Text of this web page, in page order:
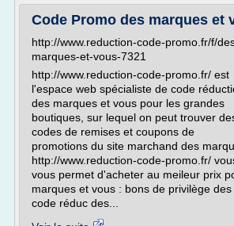
Code Promo des marques et
http://www.reduction-code-promo.fr/f/
marques-et-vous-7321
http://www.reduction-code-promo.fr/ est
l'espace web spécialiste de code
des marques et vous pour les grandes
boutiques, sur lequel on peut trouver
codes de remises et coupons de
promotions du site marchand des
http://www.reduction-code-promo.fr/
vous permet d'acheter au meileur prix
marques et vous : bons de privilège des
code réduc des...